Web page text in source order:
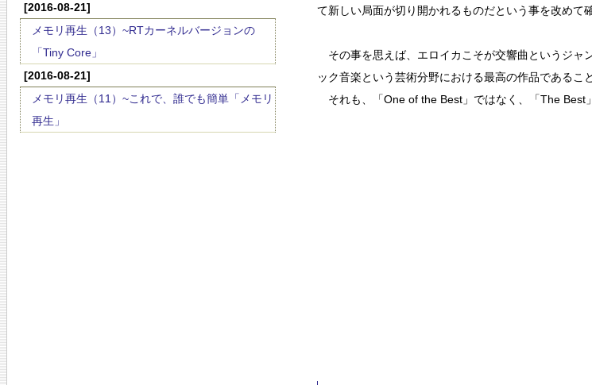
[2016-08-21]
メモリ再生（13）~RTカーネルバージョンの
「Tiny Core」
[2016-08-21]
メモリ再生（11）~これで、誰でも簡単「メモリ
再生」
て新しい局面が切り開かれるものだという事を改めて
その事を思えば、エロイカこそが交響曲というジャ
ック音楽という芸術分野における最高の作品であるこ
それも、「One of the Best」ではなく、「The Best